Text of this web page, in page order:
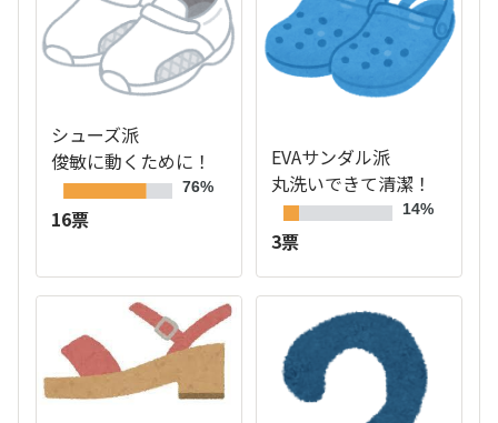
シューズ派
俊敏に動くために！
76%
16票
EVAサンダル派
丸洗いできて清潔！
14%
3票